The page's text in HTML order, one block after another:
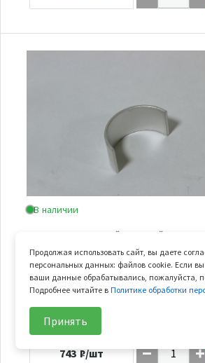
В наличии
вкладыш коренной красный
Арт.
0800-011102-00011
Арт. замены
0800-011102-0001
В узле
1 шт.
Вес
743 ₽/шт
Продолжая использовать сайт, вы даете
персональных данных: файлов cookie. Если вы
ваши данные обрабатывались, пожалуйста,
Подробнее читайте вПолитике обработки
Принять